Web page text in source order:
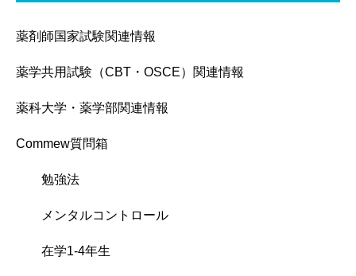
薬剤師国家試験関連情報
薬学共用試験（CBT・OSCE）関連情報
薬科大学・薬学部関連情報
Commew質問箱
勉強法
メンタルコントロール
在学1-4年生